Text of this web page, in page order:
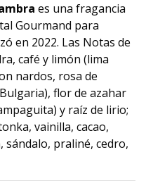
es una fragancia
Gourmand para
en 2022. Las Notas de
café y limón (lima
nardos, rosa de
flor de azahar
y raíz de lirio;
vainilla, cacao,
sándalo, praliné, cedro,